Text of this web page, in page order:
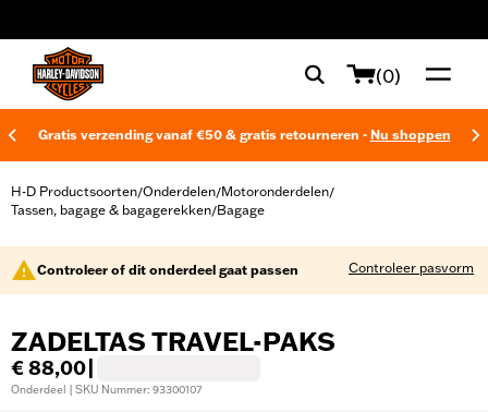
(0)
Gratis verzending vanaf €50 & gratis retourneren - Nu shoppen
H-D Productsoorten/Onderdelen/Motoronderdelen/
Tassen, bagage & bagagerekken/Bagage
Controleer of dit onderdeel gaat passen Controleer pasvorm
ZADELTAS TRAVEL-PAKS
€ 88,00
Onderdeel | SKU Nummer: 93300107